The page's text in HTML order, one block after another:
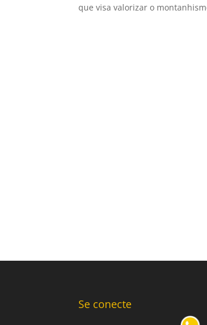
que visa valorizar o
Se conecte